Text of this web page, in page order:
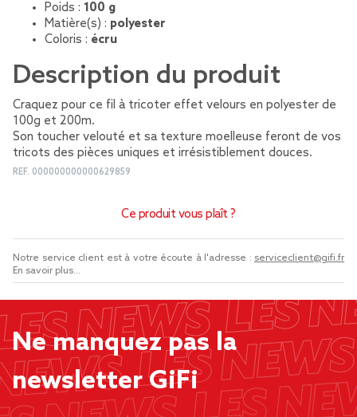
Poids : 100 g
Matière(s) : polyester
Coloris : écru
Description du produit
Craquez pour ce fil à tricoter effet velours en polyester de
100g et 200m.
Son toucher velouté et sa texture moelleuse feront de vos
tricots des pièces uniques et irrésistiblement douces.
REF. 000000000000629859
Ce produit vous plaît ?
Notre service client est à votre écoute à l'adresse : serviceclient@gifi.fr
En savoir plus...
Ne manquez pas la
newsletter GiFi